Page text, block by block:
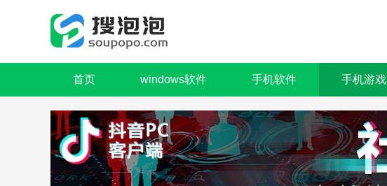
首页 windows软件 手机软件 手机游戏